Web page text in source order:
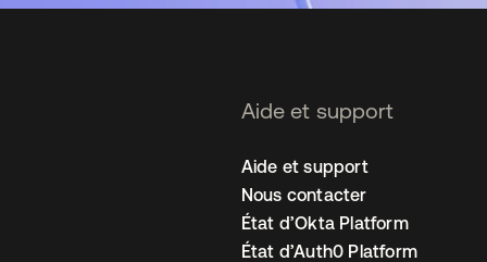
Aide et support
Aide et support
Nous contacter
État d’Okta Platform
État d’Auth0 Platform